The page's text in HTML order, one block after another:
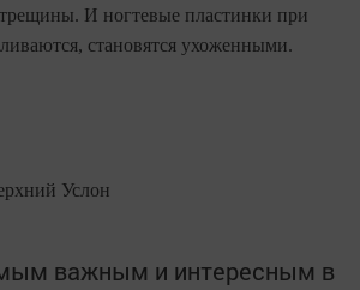
трещины. И ногтевые пластинки при
становятся ухоженными.
Услон
важным и интересным в